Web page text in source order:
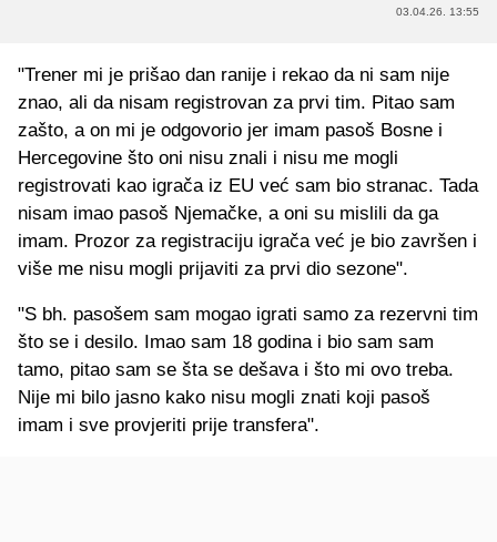
03.04.26. 13:55
"Trener mi je prišao dan ranije i rekao da ni sam nije
znao, ali da nisam registrovan za prvi tim. Pitao sam
zašto, a on mi je odgovorio jer imam pasoš Bosne i
Hercegovine što oni nisu znali i nisu me mogli
registrovati kao igrača iz EU već sam bio stranac. Tada
nisam imao pasoš Njemačke, a oni su mislili da ga
imam. Prozor za registraciju igrača već je bio završen i
više me nisu mogli prijaviti za prvi dio sezone".
"S bh. pasošem sam mogao igrati samo za rezervni tim
što se i desilo. Imao sam 18 godina i bio sam sam
tamo, pitao sam se šta se dešava i što mi ovo treba.
Nije mi bilo jasno kako nisu mogli znati koji pasoš
imam i sve provjeriti prije transfera".